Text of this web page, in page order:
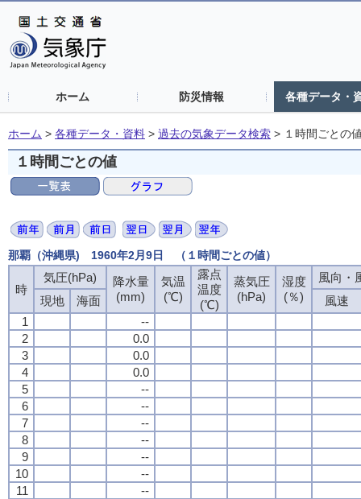
ホーム 防災情報 各種データ・
ホーム > 各種データ・資料 > 過去の気象データ検索 > １時間ごとの
１時間ごとの値
那覇（沖縄県) 1960年2月9日 （１時間ごとの値）
時
気圧(hPa)
降水量
(mm)
気温
(℃)
露点
温度
(℃)
蒸気圧
(hPa)
湿度
(％)
風向・
現地
海面
風速
1
--
2
0.0
3
0.0
4
0.0
5
--
6
--
7
--
8
--
9
--
10
--
11
--